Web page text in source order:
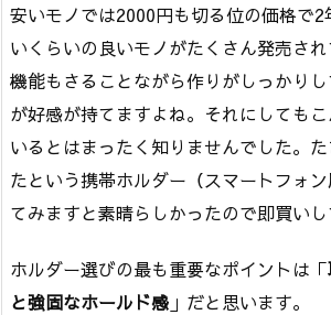
安いモノでは2000円も切る位の価格で
いくらいの良いモノがたくさん発売され
機能もさることながら作りがしっかり
が好感が持てますよね。それにしても
いるとはまったく知りませんでした。
たという携帯ホルダー（スマートフォ
てみますと素晴らしかったので即買いし
ホルダー選びの最も重要なポイントは「
と強固なホールド感 」だと思います。